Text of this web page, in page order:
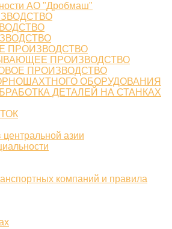
АО "Дробмаш"
ПРОИЗВОДСТВО
ПРОИЗВОДСТВО
ПРОИЗВОДСТВО
ОБОРУДОВАНИЯ
ДЕТАЛЕЙ НА СТАНКАХ
центральной азии
компаний и правила